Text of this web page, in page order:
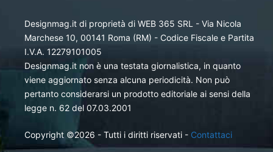
Designmag.it di proprietà di WEB 365 SRL - Via Nicola
Marchese 10, 00141 Roma (RM) - Codice Fiscale e Partita
I.V.A. 12279101005
Designmag.it non è una testata giornalistica, in quanto
viene aggiornato senza alcuna periodicità. Non può
pertanto considerarsi un prodotto editoriale ai sensi della
legge n. 62 del 07.03.2001
Copyright ©2026 - Tutti i diritti riservati - Contattaci